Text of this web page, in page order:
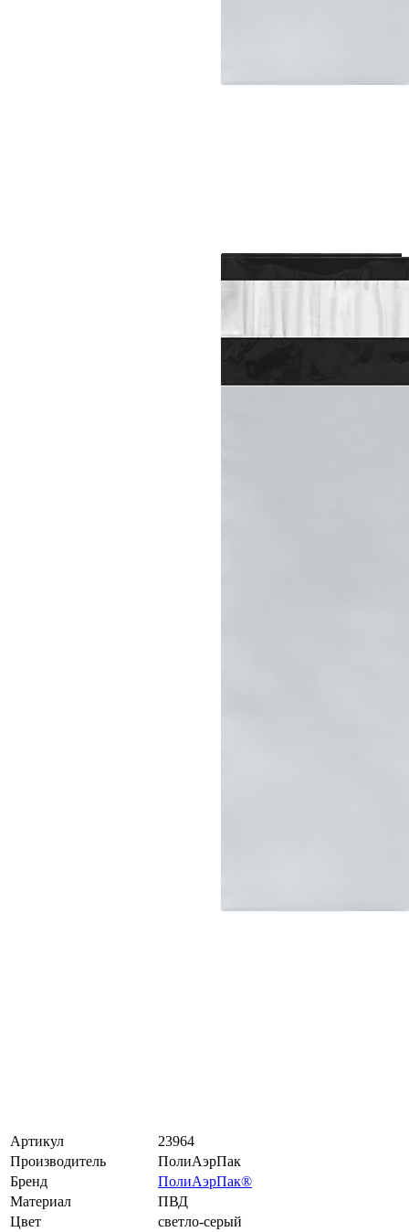
Артикул
23964
Производитель
ПолиАэрПак
Бренд
ПолиАэрПак®
Материал
ПВД
Цвет
светло-серый